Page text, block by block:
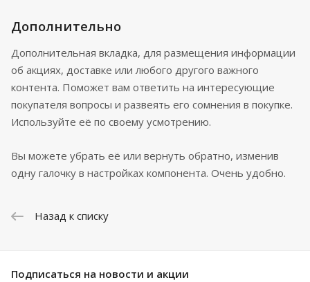
Дополнительно
Дополнительная вкладка, для размещения информации
об акциях, доставке или любого другого важного
контента. Поможет вам ответить на интересующие
покупателя вопросы и развеять его сомнения в покупке.
Используйте её по своему усмотрению.
Вы можете убрать её или вернуть обратно, изменив
одну галочку в настройках компонента. Очень удобно.
Назад к списку
Подписаться на новости и акции